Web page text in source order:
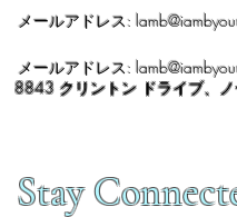
メールアドレス:
メールアドレス:
8843 クリントン ドライブ、
Stay